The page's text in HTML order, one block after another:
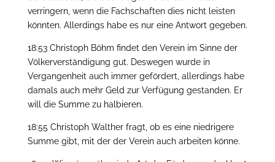
verringern, wenn die Fachschaften dies nicht leisten
könnten. Allerdings habe es nur eine Antwort gegeben.
18:53 Christoph Böhm findet den Verein im Sinne der
Völkerverständigung gut. Deswegen wurde in
Vergangenheit auch immer gefördert, allerdings habe
damals auch mehr Geld zur Verfügung gestanden. Er
will die Summe zu halbieren.
18:55 Christoph Walther fragt, ob es eine niedrigere
Summe gibt, mit der der Verein auch arbeiten könne.